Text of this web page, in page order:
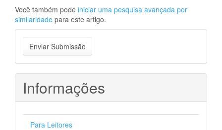
Você também pode iniciar uma pesquisa avançada por
similaridade para este artigo.
Enviar
Submissão
Enviar Submissão
Informações
Para Leitores